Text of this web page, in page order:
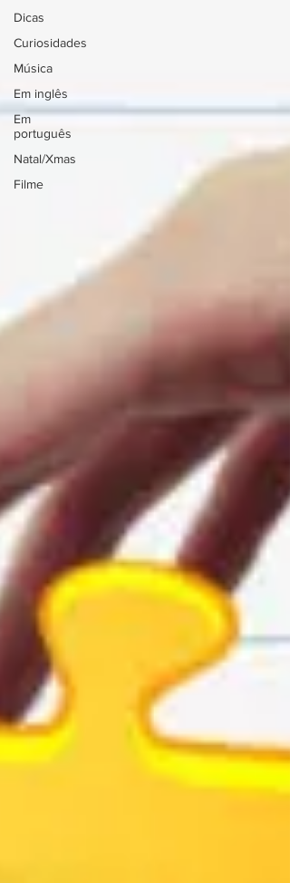
Dicas
Curiosidades
Música
Em inglês
Em
português
Natal/Xmas
Filme